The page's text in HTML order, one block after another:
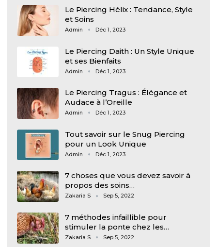
Le Piercing Hélix : Tendance, Style
et Soins
Admin Déc 1, 2023
Le Piercing Daith : Un Style Unique
et ses Bienfaits
Admin Déc 1, 2023
Le Piercing Tragus : Élégance et
Audace à l’Oreille
Admin Déc 1, 2023
Tout savoir sur le Snug Piercing
pour un Look Unique
Admin Déc 1, 2023
7 choses que vous devez savoir à
propos des soins…
Zakaria S Sep 5, 2022
7 méthodes infaillible pour
stimuler la ponte chez les…
Zakaria S Sep 5, 2022